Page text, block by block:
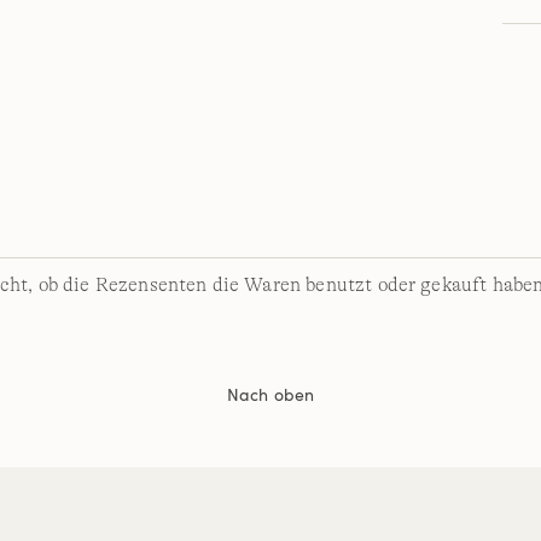
ob die Rezensenten die Waren benutzt oder gekauft
Nach oben